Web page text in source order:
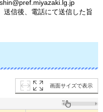
送信後、電話にて送信した旨
画面サイズで表示